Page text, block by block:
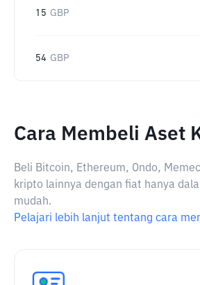
15 GBP
54 GBP
Cara Membeli Aset
Beli Bitcoin, Ethereum, Ondo,
kripto lainnya dengan fiat hanya
mudah.
Pelajari lebih lanjut tentang cara